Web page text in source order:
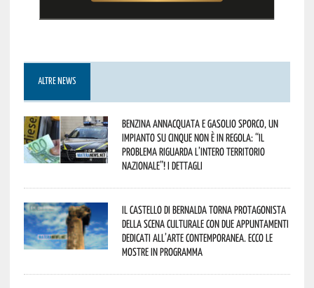
ALTRE NEWS
Benzina annacquata e gasolio sporco, un
impianto su cinque non è in regola: “il
problema riguarda l’intero territorio
Nazionale”! I dettagli
Il Castello di Bernalda torna protagonista
della scena culturale con due appuntamenti
dedicati all’arte contemporanea. Ecco le
mostre in programma